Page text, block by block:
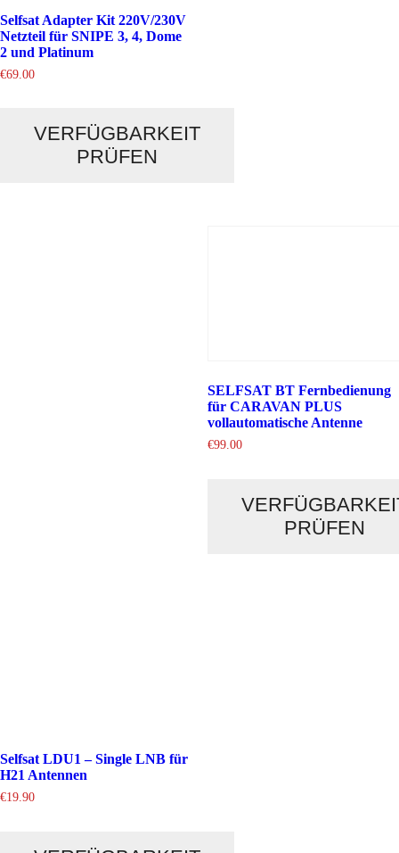
Selfsat Adapter Kit 220V/230V
Netzteil für SNIPE 3, 4, Dome
2 und Platinum
€69.00
VERFÜGBARKEIT
PRÜFEN
SELFSAT BT Fernbedienung
für CARAVAN PLUS
vollautomatische Antenne
€99.00
PRÜFEN
Selfsat LDU1 – Single LNB für
H21 Antennen
€19.90